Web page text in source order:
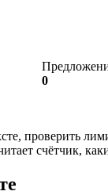
0
проверить
счётчик,